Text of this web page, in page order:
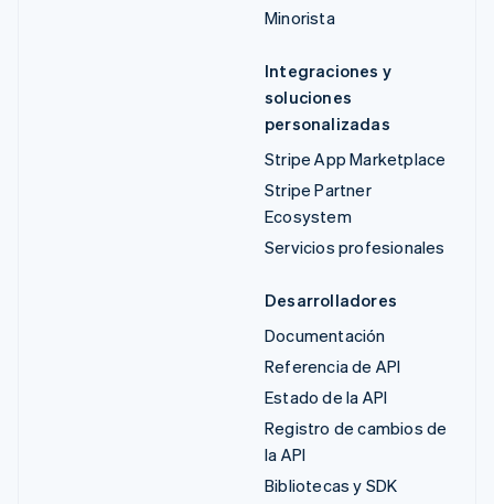
Minorista
Integraciones y
soluciones
personalizadas
Stripe App Marketplace
Stripe Partner
Ecosystem
Servicios profesionales
Desarrolladores
Documentación
Referencia de API
Estado de la API
Registro de cambios de
la API
Bibliotecas y SDK